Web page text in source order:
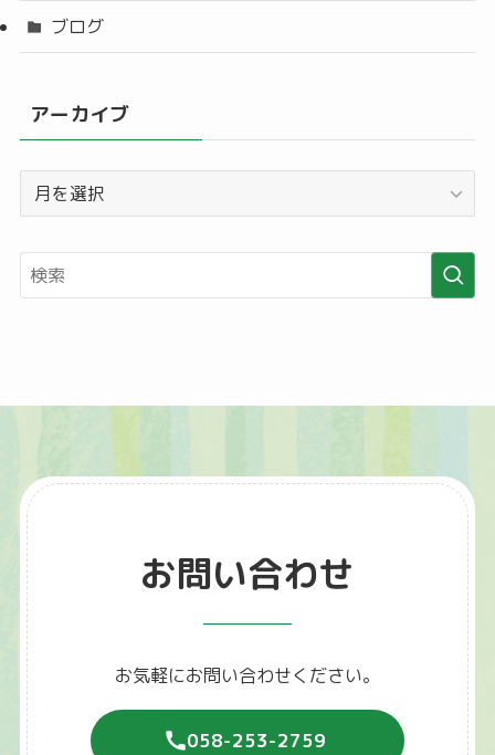
ブログ
アーカイブ
ー
イ
ブ
お問い合わせ
お気軽にお問い合わせください。
058-253-2759